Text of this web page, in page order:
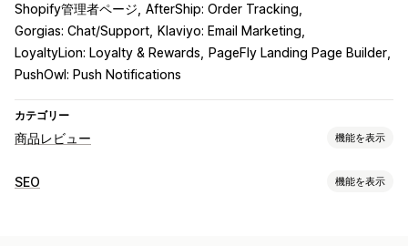
Shopify管理者ページ AfterShip: Order Tracking
Gorgias: Chat/Support
Klaviyo: Email Marketing
LoyaltyLion: Loyalty & Rewards
PageFly Landing Page Builder
PushOwl: Push Notifications
カテゴリー
商品レビュー 機能を表示
表示オプション
SEO 機能を表示